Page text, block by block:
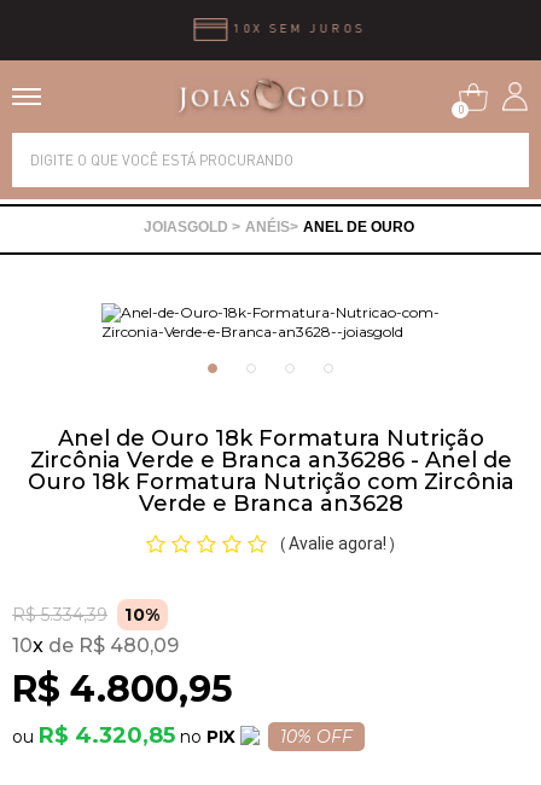
10X SEM JUROS
0
ANÉIS ANEL DE OURO
Anel de Ouro 18k Formatura Nutrição
Zircônia Verde e Branca an36286 - Anel de
Ouro 18k Formatura Nutrição com Zircônia
Verde e Branca an3628
( Avalie agora! )
R$ 5.334,39 10%
R$ 4.800,95
10x R$ 480,09
R$ 4.320,85 PIX 10% OFF
Alianças
Brincos
Gargantilhas
Pingentes
Pulseiras
Piercing